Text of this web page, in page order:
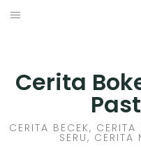
Skip
Cerita
CERITA BECEK,
SERU, CERITA
CERITA SEX HOT